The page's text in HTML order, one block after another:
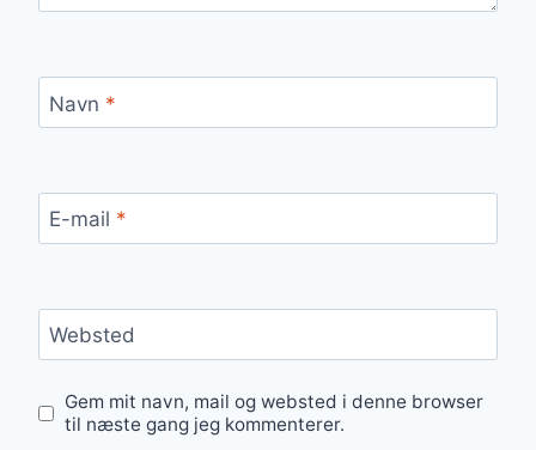
Navn *
E-mail *
Websted
Gem mit navn, mail og websted i denne browser
til næste gang jeg kommenterer.